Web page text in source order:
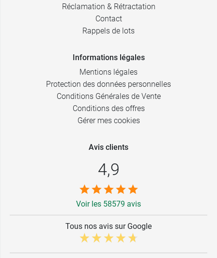
Réclamation & Rétractation
Contact
Rappels de lots
Informations légales
Mentions légales
Protection des données personnelles
Conditions Générales de Vente
Conditions des offres
Gérer mes cookies
Avis clients
4,9
Voir les 58579 avis
Tous nos avis sur Google